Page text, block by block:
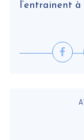
l’entrainent à